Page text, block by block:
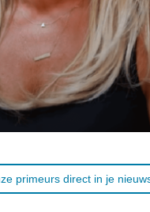
primeurs direct in je